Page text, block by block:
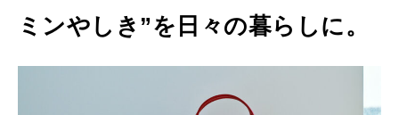
ミンやしき”を日々の暮らしに。